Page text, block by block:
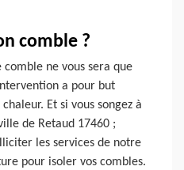
comble ?
ne vous sera que
a pour but
Et si vous songez à
de Retaud 17460 ;
les services de notre
pour isoler vos combles.